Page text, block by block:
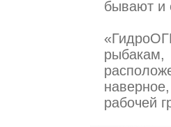
бывают и
рыбакам,
рабочей